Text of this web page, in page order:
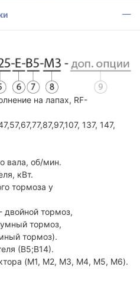
на лапах, RF-
137, 147,
вала, об/мин.
кВт.
тормоза у
тормоз,
тормоз,
тормоз).
(В5;В14).
(M1, M2, M3, M4, M5, M6).